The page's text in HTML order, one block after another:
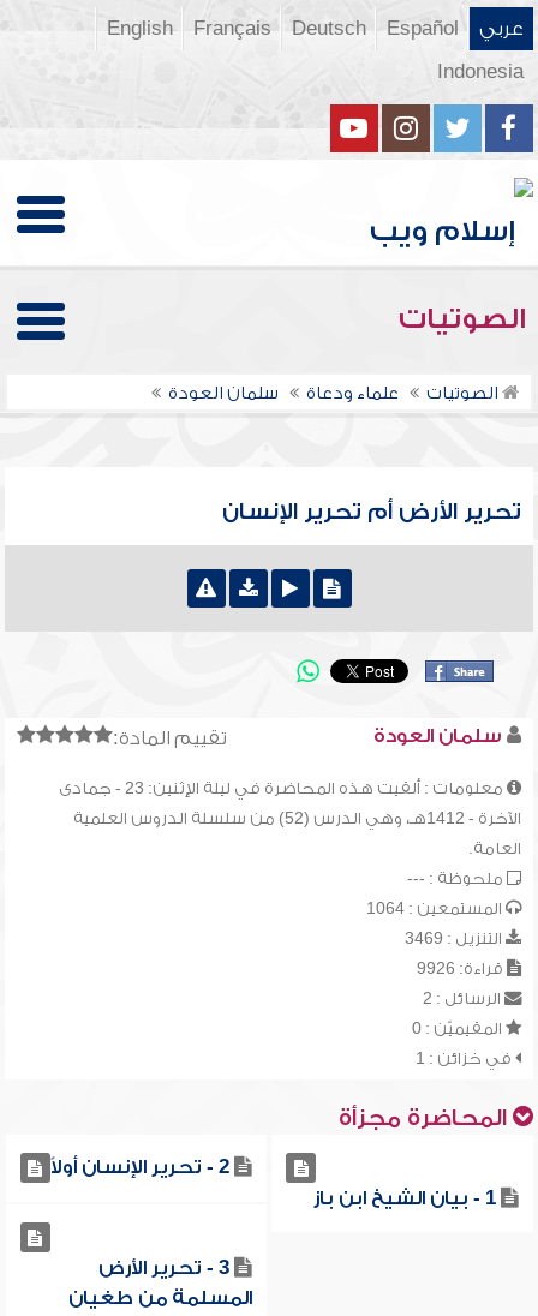
عربي Español
Deutsch
Français
English
Indonesia
الصوتيات
الصوتيات علماء ودعاة سلمان العودة
تحرير الأرض أم تحرير الإنسان
تقييم المادة: سلمان العودة
معلومات : ألقيت هذه المحاضرة في ليلة الإثنين: 23 - جمادى
الآخرة - 1412هـ، وهي الدرس (52) من سلسلة الدروس العلمية
العامة.
ملحوظة : ---
المستمعين : 1064
التنزيل : 3469
قراءة: 9926
الرسائل : 2
المقيميّن : 0
في خزائن : 1
المحاضرة مجزأة
1 - بيان الشيخ ابن باز
2 - تحرير الإنسان أولاً
3 - تحرير الأرض
المسلمة من طغيان